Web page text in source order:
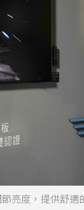
亮度，提供舒適